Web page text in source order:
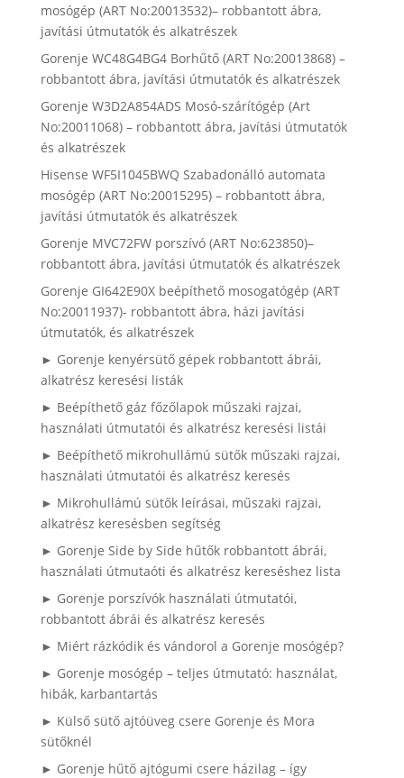
mosógép (ART No:20013532)– robbantott ábra,
javítási útmutatók és alkatrészek
Gorenje WC48G4BG4 Borhűtő (ART No:20013868) –
robbantott ábra, javítási útmutatók és alkatrészek
Gorenje W3D2A854ADS Mosó-szárítógép (Art
No:20011068) – robbantott ábra, javítási útmutatók
és alkatrészek
Hisense WF5I1045BWQ Szabadonálló automata
mosógép (ART No:20015295) – robbantott ábra,
javítási útmutatók és alkatrészek
Gorenje MVC72FW porszívó (ART No:623850)–
robbantott ábra, javítási útmutatók és alkatrészek
Gorenje GI642E90X beépíthető mosogatógép (ART
No:20011937)- robbantott ábra, házi javítási
útmutatók, és alkatrészek
► Gorenje kenyérsütő gépek robbantott ábrái,
alkatrész keresési listák
► Beépíthető gáz főzőlapok műszaki rajzai,
használati útmutatói és alkatrész keresési listái
► Beépíthető mikrohullámú sütők műszaki rajzai,
használati útmutatói és alkatrész keresés
► Mikrohullámú sütők leírásai, műszaki rajzai,
alkatrész keresésben segítség
► Gorenje Side by Side hűtők robbantott ábrái,
használati útmutaóti és alkatrész kereséshez lista
► Gorenje porszívók használati útmutatói,
robbantott ábrái és alkatrész keresés
► Miért rázkódik és vándorol a Gorenje mosógép?
► Gorenje mosógép – teljes útmutató: használat,
hibák, karbantartás
► Külső sütő ajtóüveg csere Gorenje és Mora
sütőknél
► Gorenje hűtő ajtógumi csere házilag – így